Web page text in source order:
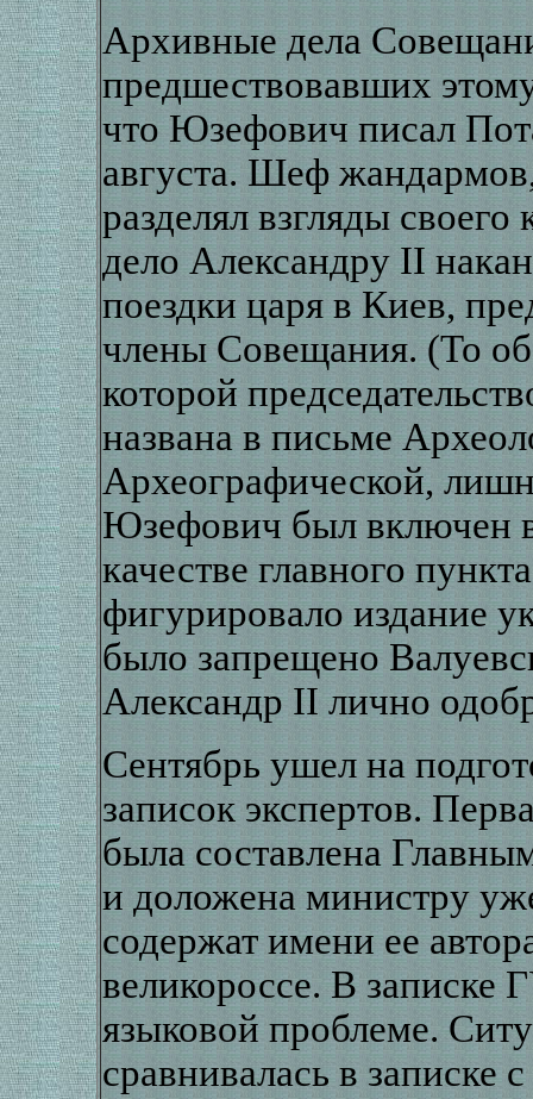
Архивные дела
предшествовавших
что Юзефович писал
августа. Шеф
разделял взгляды
дело Александру II
поездки царя в Киев,
члены Совещания. (То
которой
названа в письме
Археографической,
Юзефович был включен
качестве главного
фигурировало издание
было запрещено
Александр II лично
Сентябрь ушел на
записок экспертов.
была составлена
и доложена министру
содержат имени ее
великороссе. В записке
языковой проблеме.
сравнивалась в